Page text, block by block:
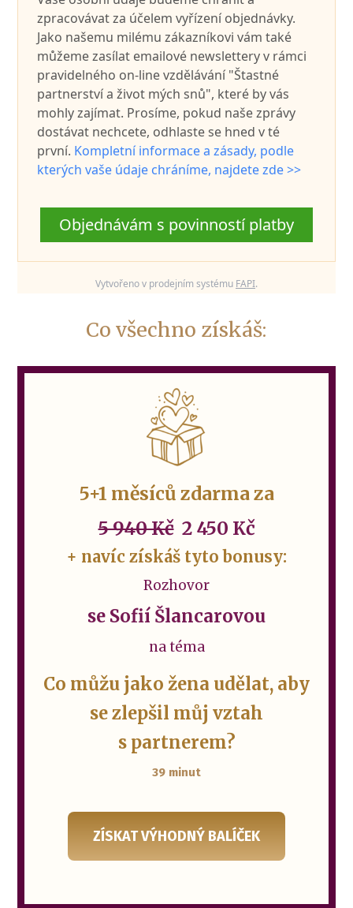
zpracovávat za účelem vyřízení objednávky.
Jako našemu milému zákazníkovi vám také
můžeme zasílat emailové newslettery v rámci
pravidelného on-line vzdělávání "Štastné
partnerství a život mých snů", které by vás
mohly zajímat. Prosíme, pokud naše zprávy
dostávat nechcete, odhlaste se hned v té
první. Kompletní informace a zásady, podle
kterých vaše údaje chráníme, najdete zde >>
Objednávám s povinností platby
Vytvořeno v prodejním systému FAPI.
Co všechno získáš:
5+1 měsíců zdarma za
5 940 Kč2 450 Kč
+ navíc získáš tyto bonusy:
Rozhovor
se Sofií Šlancarovou
na téma
Co můžu jako žena udělat, aby
se zlepšil můj vztah
s partnerem?
39 minut
ZÍSKAT VÝHODNÝ BALÍČEK